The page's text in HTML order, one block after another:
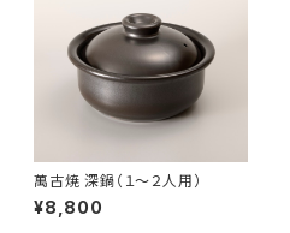
萬古焼 深鍋（１〜２人用）
¥8,800